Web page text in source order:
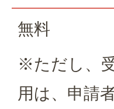
無料
※ただし、
用は、申請